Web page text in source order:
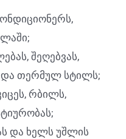
შეღებვას,
და თერმულ სტილს;
რბილს,
და ხელს უშლის